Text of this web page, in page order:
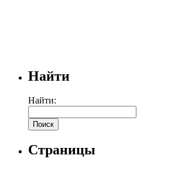
Найти
Найти:
Страницы